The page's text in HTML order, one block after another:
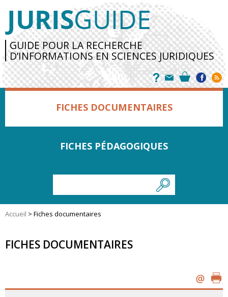
GUIDE POUR LA RECHERCHE
D’INFORMATIONS EN SCIENCES JURIDIQUES
FICHES DOCUMENTAIRES
FICHES PÉDAGOGIQUES
Accueil > Fiches documentaires
FICHES DOCUMENTAIRES